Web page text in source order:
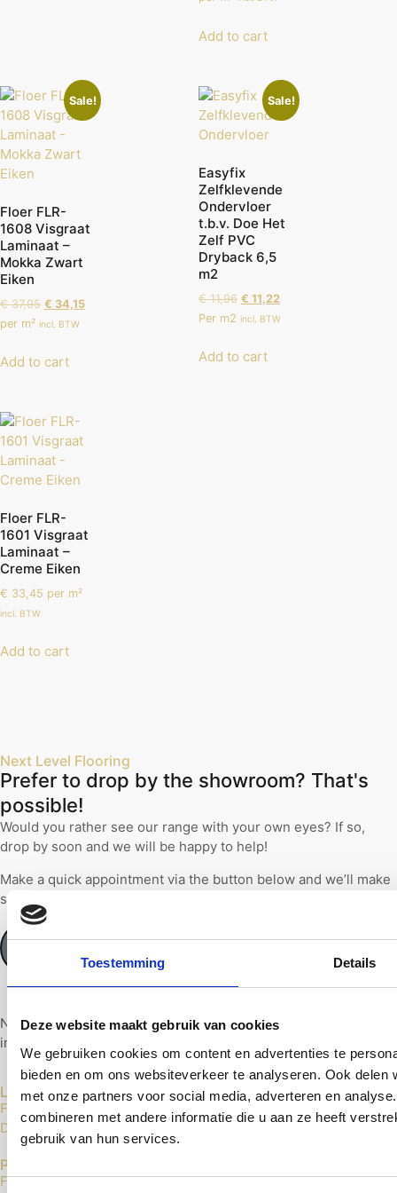
Toestemming Details
Deze website maakt gebruik van cookies
We gebruiken cookies om content en advertenties te
bieden en om ons websiteverkeer te analyseren. Ook
met onze partners voor social media, adverteren en
combineren met andere informatie die u aan ze heeft
gebruik van hun services.
Add to cart
Sale!
Floer FLR-
1608 Visgraat
Laminaat –
Mokka Zwart
Eiken
€37,95 € 34,15
per m² incl. BTW
Add to cart
Sale!
Easyfix
Zelfklevende
Ondervloer
t.b.v. Doe Het
Zelf PVC
Dryback 6,5
m2
€11,96 € 11,22
Per m2 incl. BTW
Add to cart
Floer FLR-
1601 Visgraat
Laminaat –
Creme Eiken
€ 33,45 per m²
incl. BTW
Add to cart
Next Level Flooring
Prefer to drop by the showroom? That's
possible!
Would you rather see our range with your own eyes? If so,
drop by soon and we will be happy to help!
Make a quick appointment via the button below and we’ll make
sure the coffee is ready.
Next Level floors has 15 years of experience in supplying and
installing top-quality floors.
Laminate floors
Floer Laminate
Douwes Dekker Laminate
PVC Floors
Floer Click PVC